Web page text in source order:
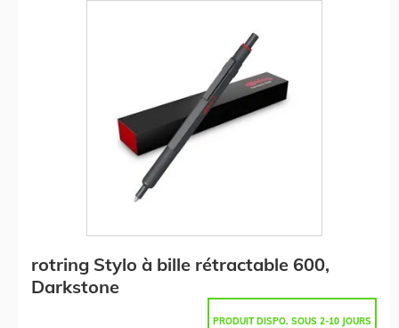
rotring Stylo à bille rétractable 600,
Darkstone
PRODUIT DISPO. SOUS 2-10 JOURS